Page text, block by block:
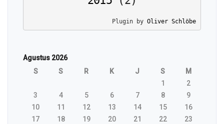
Plugin by Oliver Schlöbe
Agustus 2026
S
S R K J S
M
1
2
3
4 5 6 7 8
9
10
11 12 13 14 15
16
17
18 19 20 21 22
23